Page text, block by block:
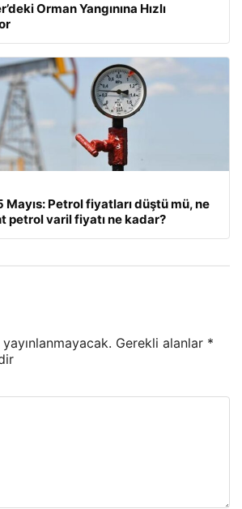
Orman Yangınına Hızlı
Mayıs: Petrol fiyatları düştü mü, ne
petrol varil fiyatı ne kadar?
Gerekli alanlar *